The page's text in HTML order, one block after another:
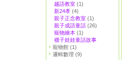
越語教室 (1)
新24孝 (4)
親子正念教室 (1)
親子成語童話 (26)
寵物繪本 (1)
襪子娃娃童話故事
寵物館 (1)
邏輯數理 (9)